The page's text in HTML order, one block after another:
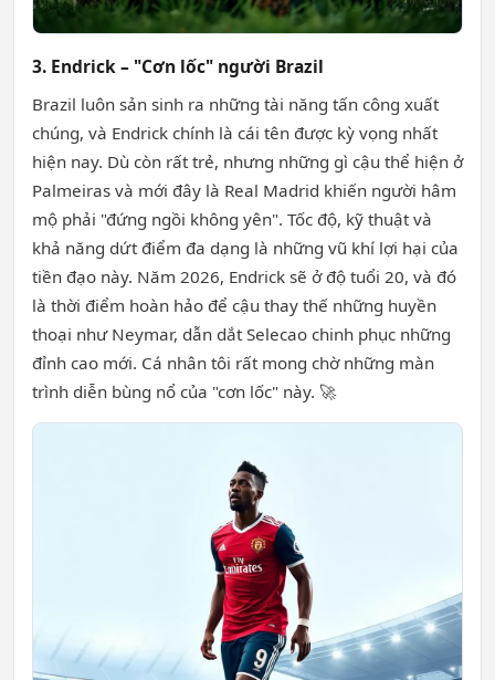
3. Endrick – "Cơn lốc" người Brazil
Brazil luôn sản sinh ra những tài năng tấn công xuất
chúng, và Endrick chính là cái tên được kỳ vọng nhất
hiện nay. Dù còn rất trẻ, nhưng những gì cậu thể hiện ở
Palmeiras và mới đây là Real Madrid khiến người hâm
mộ phải "đứng ngồi không yên". Tốc độ, kỹ thuật và
khả năng dứt điểm đa dạng là những vũ khí lợi hại của
tiền đạo này. Năm 2026, Endrick sẽ ở độ tuổi 20, và đó
là thời điểm hoàn hảo để cậu thay thế những huyền
thoại như Neymar, dẫn dắt Selecao chinh phục những
đỉnh cao mới. Cá nhân tôi rất mong chờ những màn
trình diễn bùng nổ của "cơn lốc" này. 🚀